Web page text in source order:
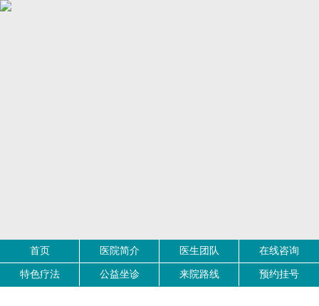
首页 医院简介 医生团队 在线咨询
特色疗法 公益坐诊 来院路线 预约挂号